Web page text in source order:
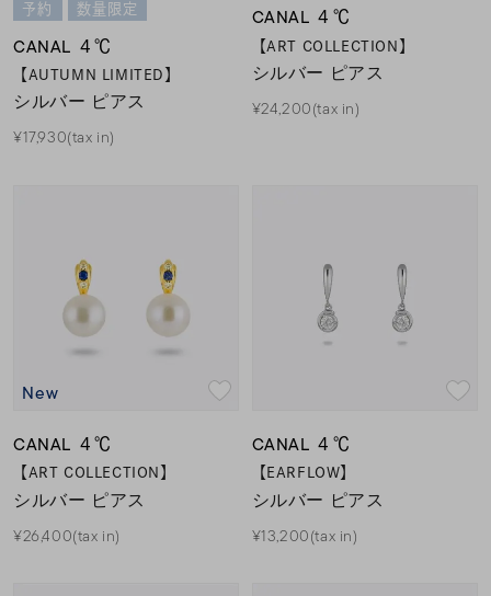
予約 数量限定
CANAL ４℃
【AUTUMN LIMITED】
シルバー ピアス
¥17,930(tax in)
CANAL ４℃
【ART COLLECTION】
シルバー ピアス
¥24,200(tax in)
New
CANAL ４℃
【ART COLLECTION】
シルバー ピアス
¥26,400(tax in)
CANAL ４℃
【EARFLOW】
シルバー ピアス
¥13,200(tax in)